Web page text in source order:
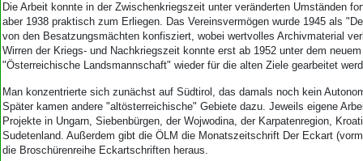
Die Arbeit konnte in der Zwischenkriegszeit unter veränderten Umständen
aber 1938 praktisch zum Erliegen. Das Vereinsvermögen wurde 1945 als
von den Besatzungsmächten konfisziert, wobei wertvolles Archivmaterial
Wirren der Kriegs- und Nachkriegszeit konnte erst ab 1952 unter dem
"Österreichische Landsmannschaft" wieder für die alten Ziele gearbeitet
Man konzentrierte sich zunächst auf Südtirol, das damals noch kein
Später kamen andere "altösterreichische" Gebiete dazu. Jeweils eigene
Projekte in Ungarn, Siebenbürgen, der Wojwodina, der Karpatenregion,
Sudetenland. Außerdem gibt die ÖLM die Monatszeitschrift Der Eckart
die Broschürenreihe Eckartschriften heraus.